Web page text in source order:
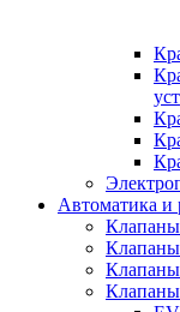
Автоматика и
Клапаны